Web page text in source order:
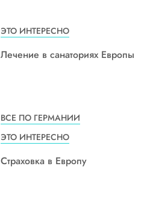
ЭТО ИНТЕРЕСНО
Лечение в санаториях Европы
ВСЕ ПО ГЕРМАНИИ
ЭТО ИНТЕРЕСНО
Страховка в Европу